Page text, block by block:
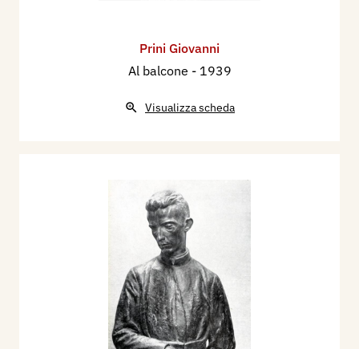
Prini Giovanni
Al balcone - 1939
Visualizza scheda